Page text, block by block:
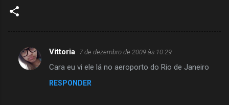
C
o
Vittoria 7 de dezembro de 2009 às 10:29
Cara eu vi ele lá no aeroporto do Rio de Janeiro
RESPONDER